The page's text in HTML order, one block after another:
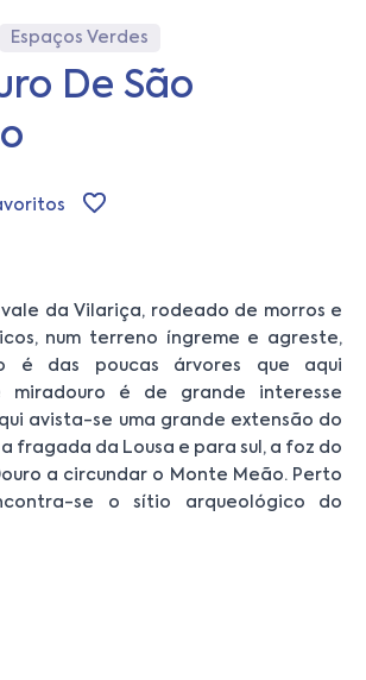
Espaços Verdes
De São
da Vilariça, rodeado de morros e
num terreno íngreme e agreste,
é das poucas árvores que aqui
miradouro é de grande interesse
avista-se uma grande extensão do
fragada da Lousa e para sul, a foz do
a circundar o Monte Meão. Perto
se o sítio arqueológico do